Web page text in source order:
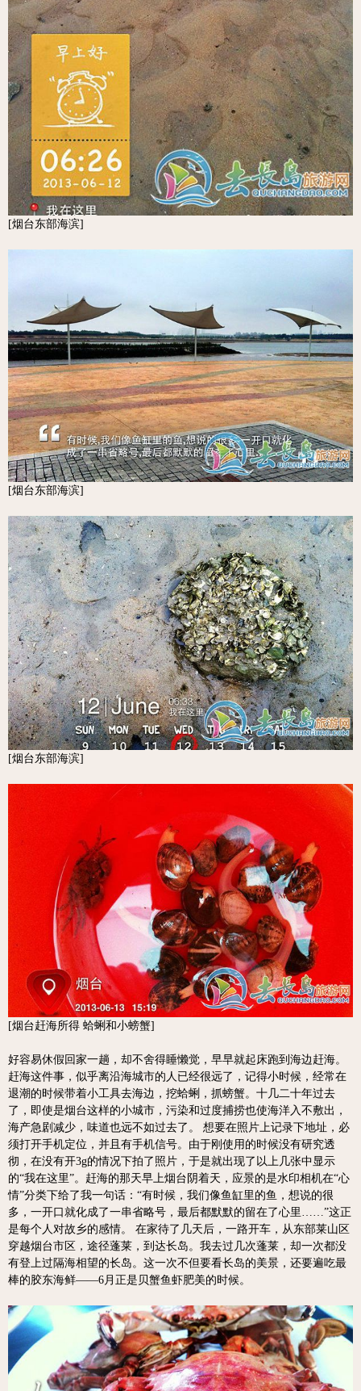
[烟台东部海滨]
[烟台东部海滨]
[烟台东部海滨]
[烟台赶海所得 蛤蜊和小螃蟹]
好容易休假回家一趟，却不舍得睡懒觉，早早就起床跑到海边赶海。
赶海这件事，似乎离沿海城市的人已经很远了，记得小时候，经常在
退潮的时候带着小工具去海边，挖蛤蜊，抓螃蟹。十几二十年过去
了，即使是烟台这样的小城市，污染和过度捕捞也使海洋入不敷出，
海产急剧减少，味道也远不如过去了。 想要在照片上记录下地址，必
须打开手机定位，并且有手机信号。由于刚使用的时候没有研究透
彻，在没有开3g的情况下拍了照片，于是就出现了以上几张中显示
的“我在这里”。赶海的那天早上烟台阴着天，应景的是水印相机在“心
情”分类下给了我一句话：“有时候，我们像鱼缸里的鱼，想说的很
多，一开口就化成了一串省略号，最后都默默的留在了心里……”这正
是每个人对故乡的感情。 在家待了几天后，一路开车，从东部莱山区
穿越烟台市区，途径蓬莱，到达长岛。我去过几次蓬莱，却一次都没
有登上过隔海相望的长岛。这一次不但要看长岛的美景，还要遍吃最
棒的胶东海鲜——6月正是贝蟹鱼虾肥美的时候。